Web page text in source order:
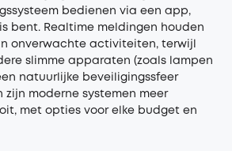
bedienen via een app,
bent. Realtime meldingen houden
onverwachte activiteiten, terwijl
slimme apparaten (zoals lampen
natuurlijke beveiligingssfeer
zijn moderne systemen meer
met opties voor elke budget en